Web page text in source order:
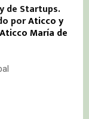
de Startups.
porAticco y
María de